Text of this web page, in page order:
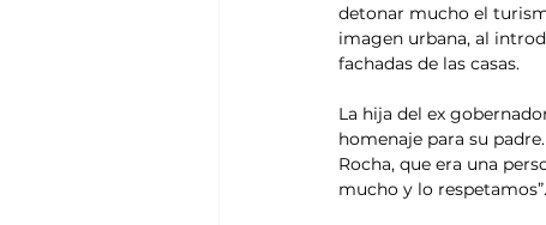
detonar mucho el
imagen urbana, al
fachadas de las casas.
La hija del ex
homenaje para su
Rocha, que era una
mucho y lo respetamos”.